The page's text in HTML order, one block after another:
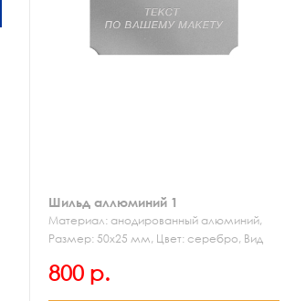
Шильд аллюминий 1
Материал: анодированный алюминий,
Размер: 50х25 мм, Цвет: серебро, Вид
800 р.